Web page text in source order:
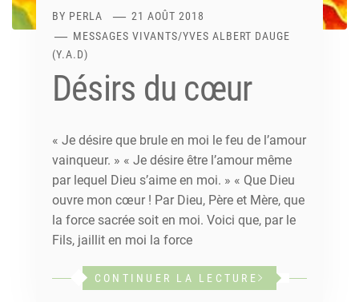
BY PERLA
21 AOÛT 2018
MESSAGES VIVANTS/YVES ALBERT DAUGE
(Y.A.D)
Désirs du cœur
« Je désire que brule en moi le feu de l’amour
vainqueur. » « Je désire être l’amour même
par lequel Dieu s’aime en moi. » « Que Dieu
ouvre mon cœur ! Par Dieu, Père et Mère, que
la force sacrée soit en moi. Voici que, par le
Fils, jaillit en moi la force
CONTINUER LA LECTURE